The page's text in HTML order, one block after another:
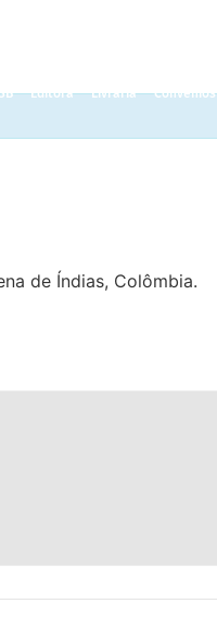
Editora Livraria Convênios
de Índias, Colômbia.